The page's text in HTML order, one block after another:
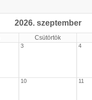
2026. szeptember
Csütörtök
3 4
10 11